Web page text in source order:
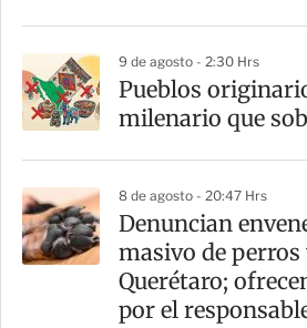
9 de agosto - 2:30 Hrs
Pueblos
milenario que
8 de agosto - 20:47 Hrs
Denuncian
masivo de perros
Querétaro;
por el